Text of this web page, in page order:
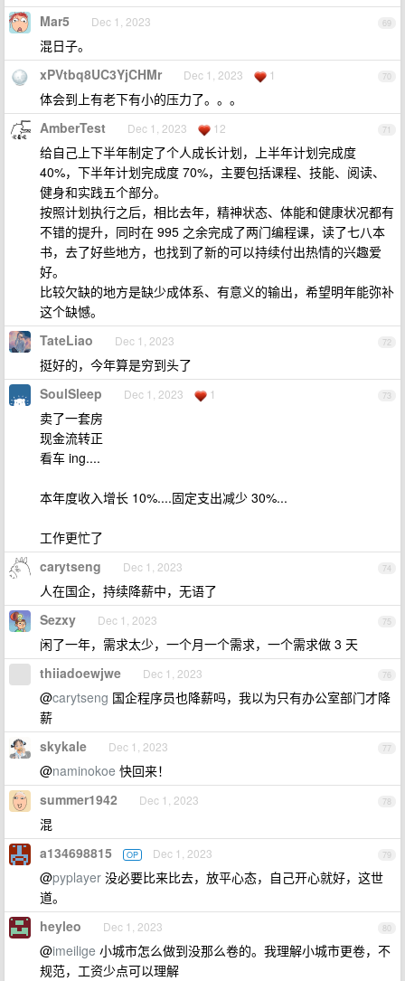
69
Mar5 Dec 1, 2023
混日子。
70
xPVtbq8UC3YjCHMr Dec 1, 2023 1
体会到上有老下有小的压力了。。。
71
AmberTest Dec 1, 2023 12
给自己上下半年制定了个人成长计划，上半年计划完成度
40%，下半年计划完成度 70%，主要包括课程、技能、阅读、
健身和实践五个部分。
按照计划执行之后，相比去年，精神状态、体能和健康状况都有
不错的提升，同时在 995 之余完成了两门编程课，读了七八本
书，去了好些地方，也找到了新的可以持续付出热情的兴趣爱
好。
比较欠缺的地方是缺少成体系、有意义的输出，希望明年能弥补
这个缺憾。
72
TateLiao Dec 1, 2023
挺好的，今年算是穷到头了
73
SoulSleep Dec 1, 2023 1
卖了一套房
现金流转正
看车 ing....
本年度收入增长 10%....固定支出减少 30%...
工作更忙了
74
carytseng Dec 1, 2023
人在国企，持续降薪中，无语了
75
Sezxy Dec 1, 2023
闲了一年，需求太少，一个月一个需求，一个需求做 3 天
76
thiiadoewjwe Dec 1, 2023
@carytseng 国企程序员也降薪吗，我以为只有办公室部门才降
薪
77
skykale Dec 1, 2023
@naminokoe 快回来！
78
summer1942 Dec 1, 2023
混
79
a134698815 OP Dec 1, 2023
@pyplayer 没必要比来比去，放平心态，自己开心就好，这世
道。
80
heyleo Dec 1, 2023
@imeilige 小城市怎么做到没那么卷的。我理解小城市更卷，不
规范，工资少点可以理解